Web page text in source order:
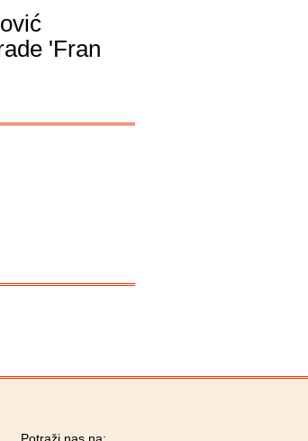
'Fran
Potraži nas na: